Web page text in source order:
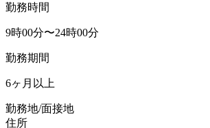
勤務時間
9時00分〜24時00分
勤務期間
6ヶ月以上
勤務地/面接地
住所